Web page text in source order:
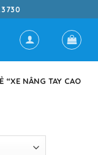
“XE NÂNG TAY CAO